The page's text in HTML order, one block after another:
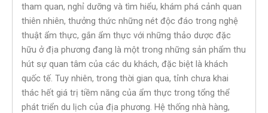
tham quan, nghỉ dưỡng và tìm hiểu, khám phá cảnh quan
thiên nhiên, thưởng thức những nét độc đáo trong nghệ
thuật ẩm thực, gắn ẩm thực với những thảo dược đặc
hữu ở địa phương đang là một trong những sản phẩm thu
hút sự quan tâm của các du khách, đặc biệt là khách
quốc tế. Tuy nhiên, trong thời gian qua, tỉnh chưa khai
thác hết giá trị tiềm năng của ẩm thực trong tổng thể
phát triển du lịch của địa phương. Hệ thống nhà hàng,